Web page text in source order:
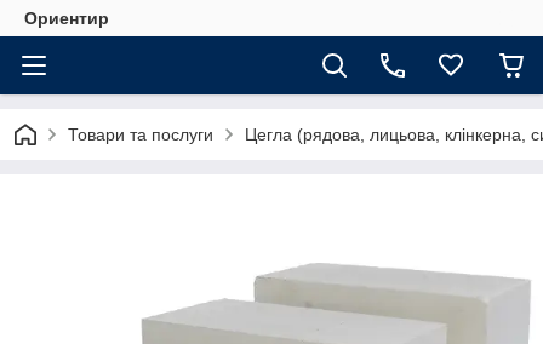
Ориентир
Товари та послуги Цегла (рядова, лицьова, клінкерна,